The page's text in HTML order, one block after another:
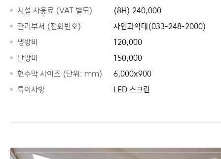
시설 사용료 (VAT 별도)
(8H) 240,000
관리부서 (전화번호)
자연과학대(033-248-2000)
냉방비
120,000
난방비
150,000
현수막 사이즈 (단위: mm)
6,000x900
특이사항
LED 스크린